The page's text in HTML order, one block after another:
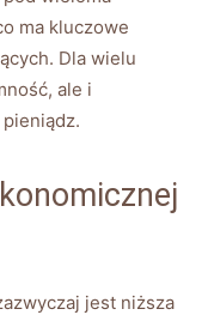
ma kluczowe
Dla wielu
ale i
jest niższa